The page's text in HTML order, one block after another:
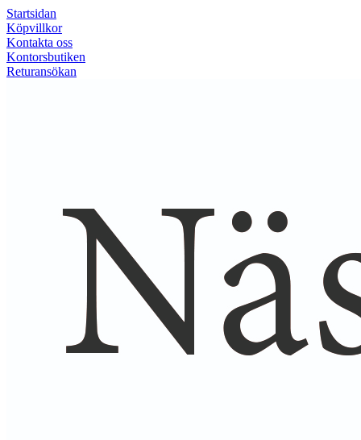
Startsidan
Köpvillkor
Kontakta oss
Kontorsbutiken
Returansökan